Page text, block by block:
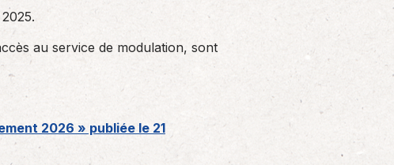
au service de modulation, sont
2026 » publiée le 21